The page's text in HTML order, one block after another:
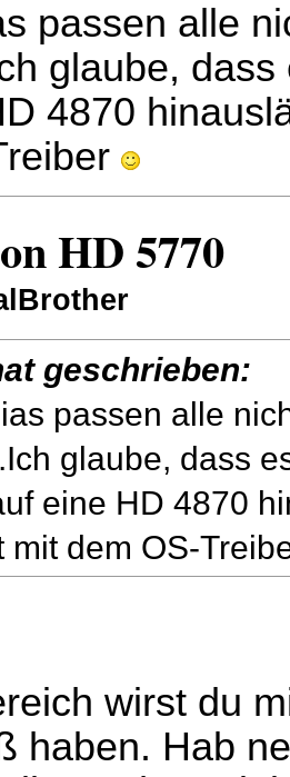
passen alle
glaube,
4870
HD 5770
geschrieben:
passen alle
glaube, dass
eine HD 4870
mit dem OS-
wirst du
haben. Hab